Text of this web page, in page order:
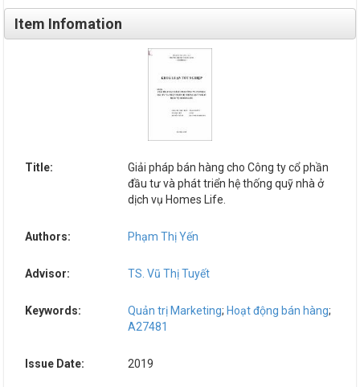
Item Infomation
Title:
Giải pháp bán hàng cho Công ty cổ phần
đầu tư và phát triển hệ thống quỹ nhà ở
dịch vụ Homes Life.
Authors: Phạm Thị Yến
Advisor: TS. Vũ Thị Tuyết
Keywords: Quản trị Marketing; Hoạt động bán hàng;
A27481
Issue Date: 2019